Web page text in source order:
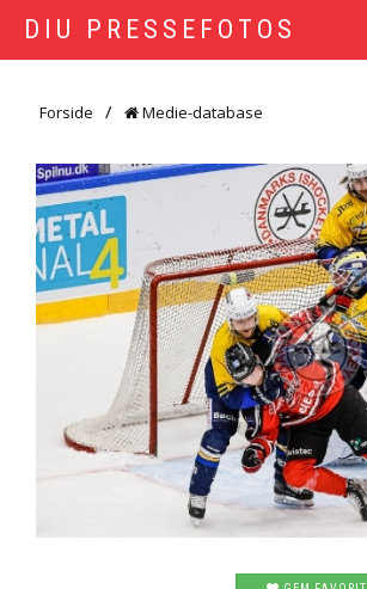
DIU PRESSEFOTOS
Forside Medie-database